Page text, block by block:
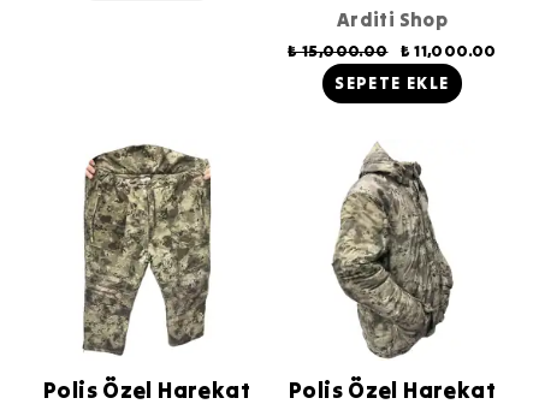
Arditi Shop
₺ 15,000.00 ₺ 11,000.00
SEPETE EKLE
Polis Özel Harekat
Polis Özel Harekat